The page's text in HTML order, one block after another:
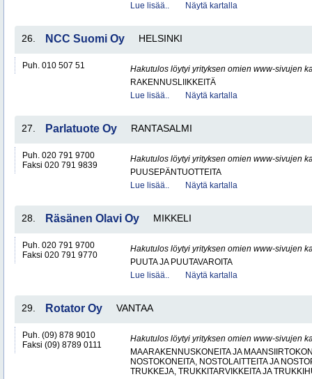
Lue lisää..
Näytä kartalla
26. NCC Suomi Oy HELSINKI
Puh. 010 507 51
Hakutulos löytyi yrityksen omien www-sivujen
RAKENNUSLIIKKEITÄ
Lue lisää..
Näytä kartalla
27. Parlatuote Oy RANTASALMI
Puh. 020 791 9700
Faksi 020 791 9839
Hakutulos löytyi yrityksen omien www-sivujen
PUUSEPÄNTUOTTEITA
Lue lisää..
Näytä kartalla
28. Räsänen Olavi Oy MIKKELI
Puh. 020 791 9700
Faksi 020 791 9770
Hakutulos löytyi yrityksen omien www-sivujen
PUUTA JA PUUTAVAROITA
Lue lisää..
Näytä kartalla
29. Rotator Oy VANTAA
Puh. (09) 878 9010
Faksi (09) 8789 0111
Hakutulos löytyi yrityksen omien www-sivujen
MAARAKENNUSKONEITA JA
NOSTOKONEITA, NOSTOLAITTEITA JA
TRUKKEJA, TRUKKITARVIKKEITA JA